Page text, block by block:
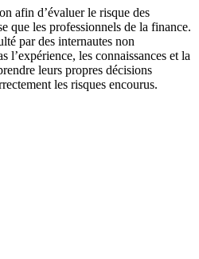
afin d’évaluer le risque des
que les professionnels de la finance.
par des internautes non
l’expérience, les connaissances et la
leurs propres décisions
les risques encourus.